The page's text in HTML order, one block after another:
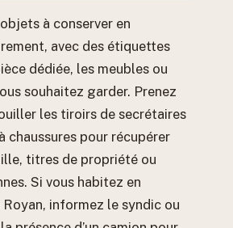
à conserver en
avec des étiquettes
dédiée, les meubles ou
souhaitez garder. Prenez
les tiroirs de secrétaires
chaussures pour récupérer
titres de propriété ou
Si vous habitez en
informez le syndic ou